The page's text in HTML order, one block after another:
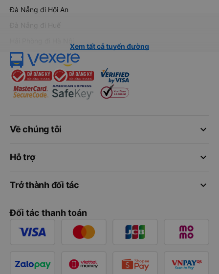
Đà Nẵng đi Hội An
Đà Nẵng đi Huế
Xem tất cả tuyến đường
keyboard_arrow_down
Về chúng tôi
keyboard_arrow_down
Hỗ trợ
keyboard_arrow_down
Trở thành đối tác
Đối tác thanh toán